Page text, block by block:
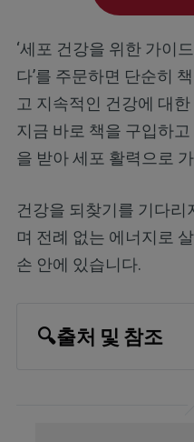
‘세포 건강을 위한 가이
다’를 주문하면 단순히
고 지속적인 건강에 대
지금 바로 책을 구입하
을 받아 세포 활력으로
건강을 되찾기를 기다
며 전례 없는 에너지로
손 안에 있습니다.
🔍출처 및 참조